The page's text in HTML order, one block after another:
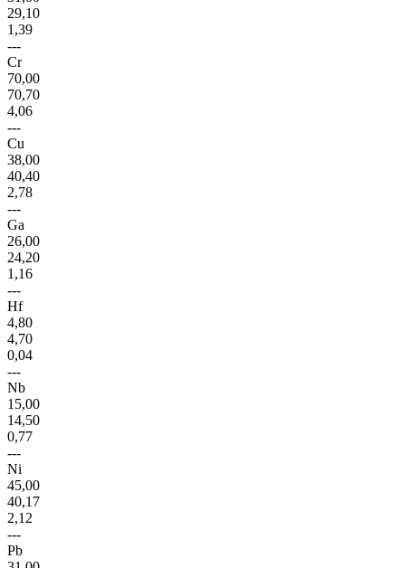
29,10
1,39
---
Cr
70,00
70,70
4,06
---
Cu
38,00
40,40
2,78
---
Ga
26,00
24,20
1,16
---
Hf
4,80
4,70
0,04
---
Nb
15,00
14,50
0,77
---
Ni
45,00
40,17
2,12
---
Pb